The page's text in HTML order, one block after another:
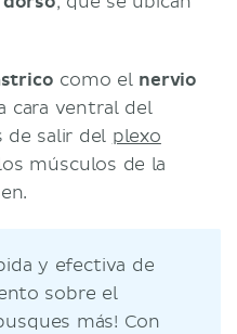
como el nervio
cara ventral del
de salir del plexo
músculos de la
y efectiva de
sobre el
más! Con